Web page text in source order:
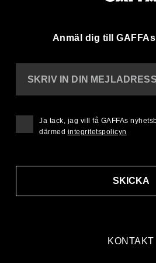
Anmäl dig till
KONTAKT
SKRIV IN DIN MEJLADRESS
SKICKA
Ja tack, jag vill få GAFFAs
därmed integritetspolicyn